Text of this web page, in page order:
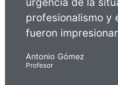
profesionalismo y
fueron
Antonio Gómez
Profesor